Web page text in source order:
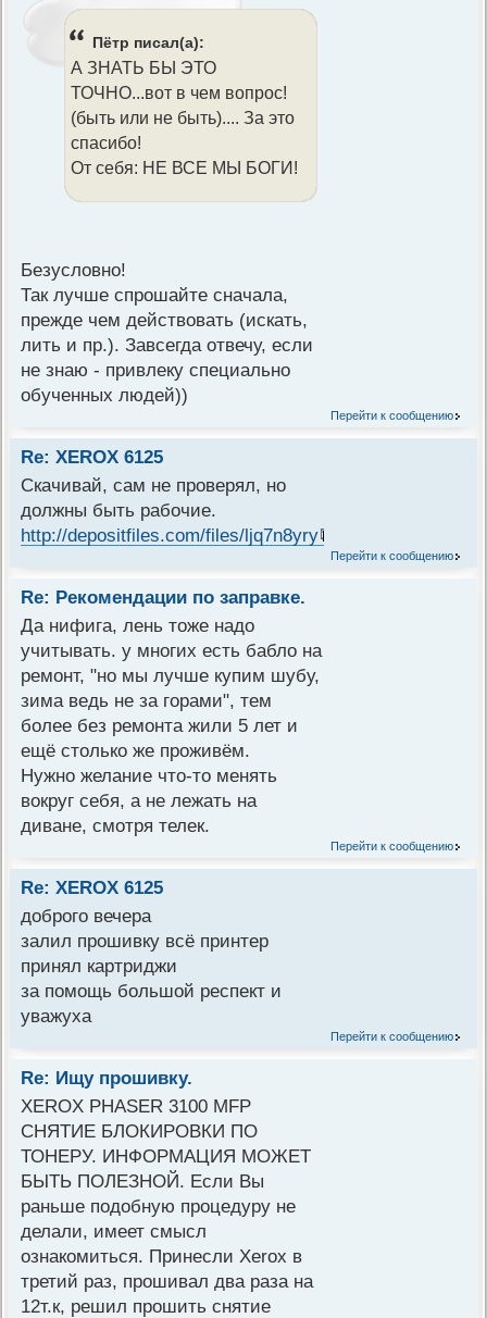
Пётр писал(а):
А ЗНАТЬ БЫ ЭТО
ТОЧНО...вот в чем вопрос!
(быть или не быть).... За это
спасибо!
От себя: НЕ ВСЕ МЫ БОГИ!
Безусловно!
Так лучше спрошайте сначала,
прежде чем действовать (искать,
лить и пр.). Завсегда отвечу, если
не знаю - привлеку специально
обученных людей))
Перейти к сообщению
Re: XEROX 6125
Скачивай, сам не проверял, но
должны быть рабочие.
http://depositfiles.com/files/ljq7n8yry
Перейти к сообщению
Re: Рекомендации по заправке.
Да нифига, лень тоже надо
учитывать. у многих есть бабло на
ремонт, "но мы лучше купим шубу,
зима ведь не за горами", тем
более без ремонта жили 5 лет и
ещё столько же проживём.
Нужно желание что-то менять
вокруг себя, а не лежать на
диване, смотря телек.
Перейти к сообщению
Re: XEROX 6125
доброго вечера
залил прошивку всё принтер
принял картриджи
за помощь большой респект и
уважуха
Перейти к сообщению
Re: Ищу прошивку.
XEROX PHASER 3100 MFP
СНЯТИЕ БЛОКИРОВКИ ПО
ТОНЕРУ. ИНФОРМАЦИЯ МОЖЕТ
БЫТЬ ПОЛЕЗНОЙ. Если Вы
раньше подобную процедуру не
делали, имеет смысл
ознакомиться. Принесли Xerox в
третий раз, прошивал два раза на
12т.к, решил прошить снятие